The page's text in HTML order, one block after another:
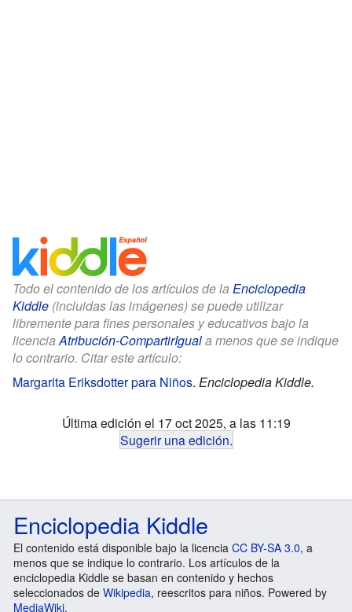
Todo el contenido de los artículos de la Enciclopedia
Kiddle (incluidas las imágenes) se puede utilizar
libremente para fines personales y educativos bajo la
licencia Atribución-CompartirIguala menos que se indique
lo contrario. Citar este artículo:
Margarita Eriksdotter para Niños. Enciclopedia Kiddle.
Última edición el 17 oct 2025, a las 11:19
Sugerir una edición.
Enciclopedia Kiddle
El contenido está disponible bajo la licencia CC BY-SA 3.0, a
menos que se indique lo contrario. Los artículos de la
enciclopedia Kiddle se basan en contenido y hechos
seleccionados de Wikipedia, reescritos para niños. Powered by
MediaWiki.